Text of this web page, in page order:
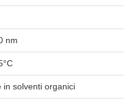
nm
in solventi organici